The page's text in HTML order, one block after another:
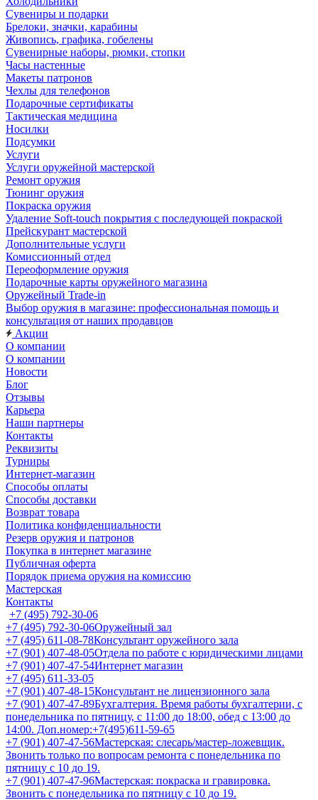
Сувениры и подарки
Брелоки, значки, карабины
Живопись, графика, гобелены
Сувенирные наборы, рюмки, стопки
Часы настенные
Макеты патронов
Чехлы для телефонов
Подарочные сертификаты
Тактическая медицина
Носилки
Подсумки
Услуги
Услуги оружейной мастерской
Ремонт оружия
Тюнинг оружия
Покраска оружия
Удаление Soft-touch покрытия с последующей покраской
Прейскурант мастерской
Дополнительные услуги
Комиссионный отдел
Переоформление оружия
Подарочные карты оружейного магазина
Оружейный Trade-in
Выбор оружия в магазине: профессиональная помощь и
консультация от наших продавцов
Акции
О компании
О компании
Новости
Блог
Отзывы
Карьера
Наши партнеры
Контакты
Реквизиты
Турниры
Интернет-магазин
Способы оплаты
Способы доставки
Возврат товара
Политика конфиденциальности
Резерв оружия и патронов
Покупка в интернет магазине
Публичная оферта
Порядок приема оружия на комиссию
Мастерская
Контакты
+7 (495) 792-30-06
+7 (495) 792-30-06Оружейный зал
+7 (495) 611-08-78Консультант оружейного зала
+7 (901) 407-48-05Отдела по работе с юридическими лицами
+7 (901) 407-47-54Интернет магазин
+7 (495) 611-33-05
+7 (901) 407-48-15Консультант не лицензионного зала
+7 (901) 407-47-89Бухгалтерия. Время работы бухгалтерии, с
понедельника по пятницу, с 11:00 до 18:00, обед с 13:00 до
14:00. Доп.номер:+7(495)611-59-65
+7 (901) 407-47-56Мастерская: слесарь/мастер-ложевщик.
Звонить только по вопросам ремонта с понедельника по
пятницу с 10 до 19.
+7 (901) 407-47-96Мастерская: покраска и гравировка.
Звонить с понедельника по пятницу с 10 до 19.